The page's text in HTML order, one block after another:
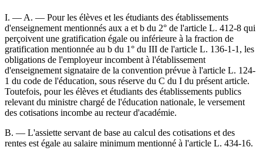
I. ― A. ― Pour les élèves et les étudiants des établissements
d'enseignement mentionnés aux a et b du 2° de l'article L. 412-8 qui
perçoivent une gratification égale ou inférieure à la fraction de
gratification mentionnée au b du 1° du III de l'article L. 136-1-1, les
obligations de l'employeur incombent à l'établissement
d'enseignement signataire de la convention prévue à l'article L. 124-
1 du code de l'éducation, sous réserve du C du I du présent article.
Toutefois, pour les élèves et étudiants des établissements publics
relevant du ministre chargé de l'éducation nationale, le versement
des cotisations incombe au recteur d'académie.
B. ― L'assiette servant de base au calcul des cotisations et des
rentes est égale au salaire minimum mentionné à l'article L. 434-16.